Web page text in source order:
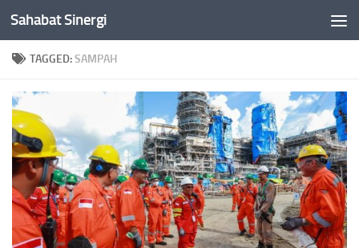
Skip to content
Sahabat Sinergi
TAGGED:SAMPAH